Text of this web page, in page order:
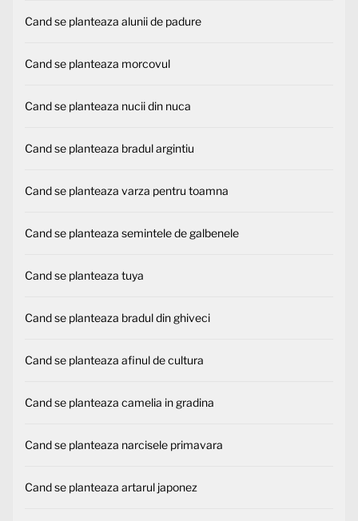
Cand se planteaza alunii de padure
Cand se planteaza morcovul
Cand se planteaza nucii din nuca
Cand se planteaza bradul argintiu
Cand se planteaza varza pentru toamna
Cand se planteaza semintele de galbenele
Cand se planteaza tuya
Cand se planteaza bradul din ghiveci
Cand se planteaza afinul de cultura
Cand se planteaza camelia in gradina
Cand se planteaza narcisele primavara
Cand se planteaza artarul japonez